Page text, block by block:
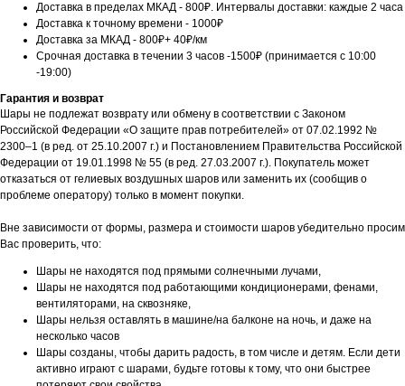
Доставка в пределах МКАД - 800₽. Интервалы доставки: каждые 2 часа
Доставка к точному времени - 1000₽
Доставка за МКАД - 800₽+ 40₽/км
Срочная доставка в течении 3 часов -1500₽ (принимается с 10:00
-19:00)
Гарантия и возврат
Шары не подлежат возврату или обмену в соответствии с Законом
Российской Федерации «О защите прав потребителей» от 07.02.1992 №
2300–1 (в ред. от 25.10.2007 г.) и Постановлением Правительства Российской
Федерации от 19.01.1998 № 55 (в ред. 27.03.2007 г.). Покупатель может
отказаться от гелиевых воздушных шаров или заменить их (сообщив о
проблеме оператору) только в момент покупки.
Вне зависимости от формы, размера и стоимости шаров убедительно просим
Вас проверить, что:
Шары не находятся под прямыми солнечными лучами,
Шары не находятся под работающими кондиционерами, фенами,
вентиляторами, на сквозняке,
Шары нельзя оставлять в машине/на балконе на ночь, и даже на
несколько часов
Шары созданы, чтобы дарить радость, в том числе и детям. Если дети
активно играют с шарами, будьте готовы к тому, что они быстрее